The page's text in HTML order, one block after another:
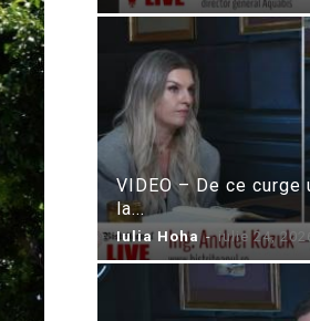
VIDEO – De ce curge
la...
Iulia Hoha - iulie 24,